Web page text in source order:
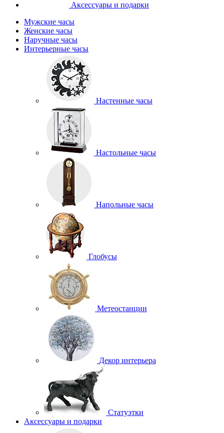
Аксессуары и подарки
Мужские часы
Женские часы
Наручные часы
Интерьерные часы
Настенные часы
Настольные часы
Напольные часы
Глобусы
Метеостанции
Декор интерьера
Статуэтки
Аксессуары и подарки